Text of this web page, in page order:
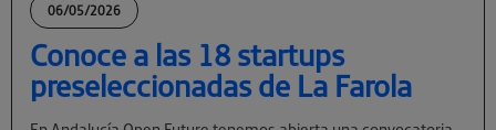
06/05/2026
Conoce a las 18 startups
preseleccionadas de La Farola